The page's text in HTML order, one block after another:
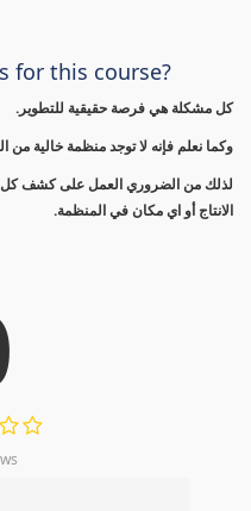
for this course?
كل مشكلة هي فرصة حقيقية للتطوير.
وكما نعلم فإنه لا توجد منظمة خالية من
لذلك من الضروري العمل على كشف كل
الانتاج أو اي مكان في المنظمة.